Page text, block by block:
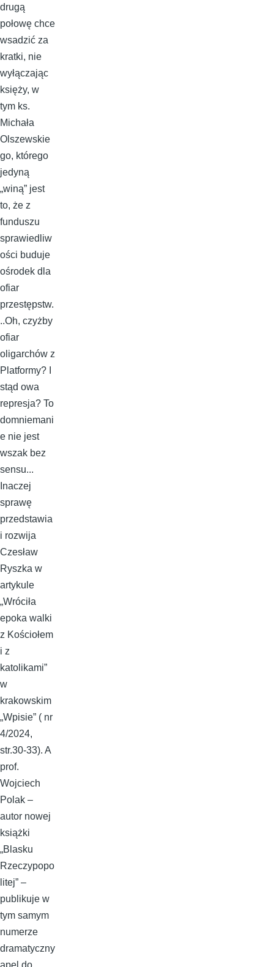
drugą
połowę chce
wsadzić za
kratki, nie
wyłączając
księży, w
tym ks.
Michała
Olszewskie
go, którego
jedyną
„winą” jest
to, że z
funduszu
sprawiedliw
ości buduje
ośrodek dla
ofiar
przestępstw.
..Oh, czyżby
ofiar
oligarchów z
Platformy? I
stąd owa
represja? To
domniemani
e nie jest
wszak bez
sensu...
Inaczej
sprawę
przedstawia
i rozwija
Czesław
Ryszka w
artykule
„Wróciła
epoka walki
z Kościołem
i z
katolikami”
w
krakowskim
„Wpisie” ( nr
4/2024,
str.30-33). A
prof.
Wojciech
Polak –
autor nowej
książki
„Blasku
Rzeczypopo
litej” –
publikuje w
tym samym
numerze
dramatyczny